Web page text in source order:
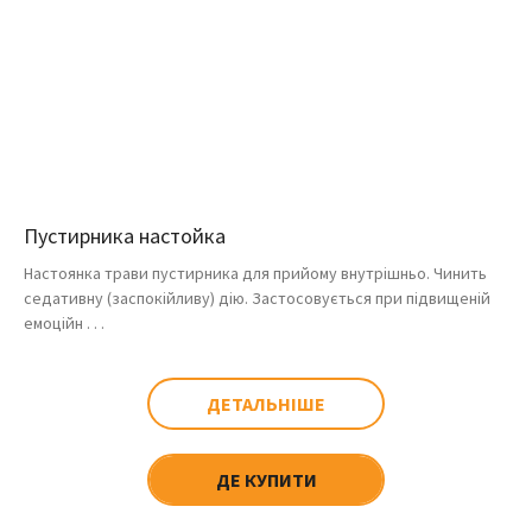
Пустирника настойка
Настоянка трави пустирника для прийому внутрішньо. Чинить
седативну (заспокійливу) дію. Застосовується при підвищеній
емоційн . . .
ДЕТАЛЬНІШЕ
ДЕ КУПИТИ